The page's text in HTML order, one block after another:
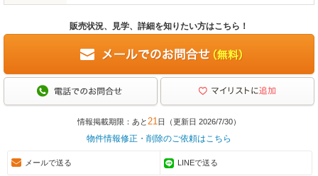
販売状況、見学、詳細を知りたい方はこちら！
情報掲載期限：あと21日（更新日 2026/7/30）
物件情報修正・削除のご依頼はこちら
メールで送る LINEで送る